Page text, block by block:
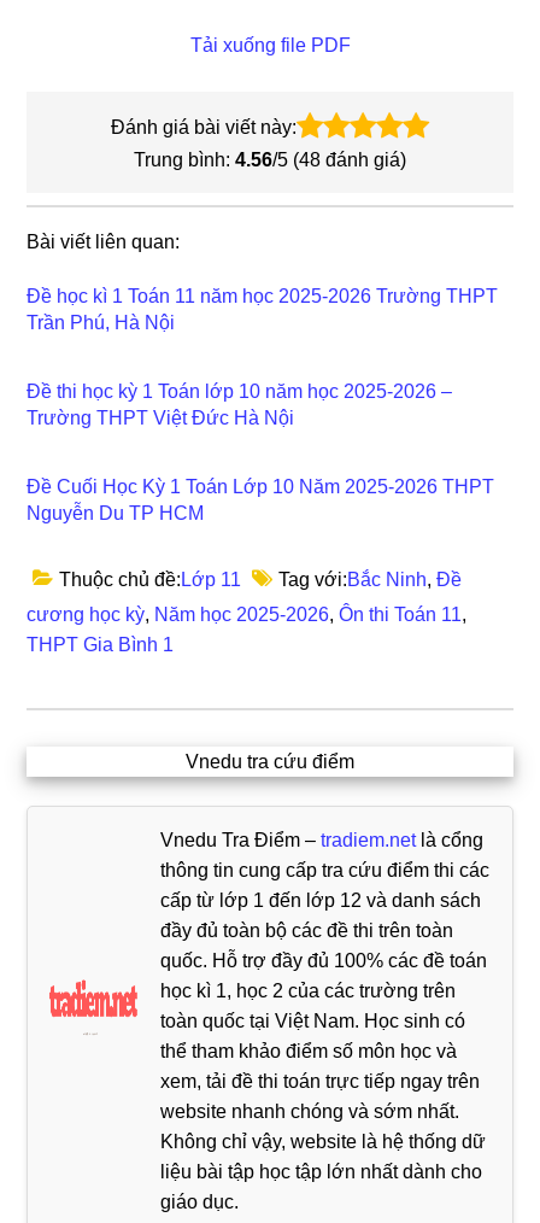
Tải xuống file PDF
Đánh giá bài viết này:
Trung bình: 4.56/5 (48 đánh giá)
Bài viết liên quan:
Đề học kì 1 Toán 11 năm học 2025-2026 Trường THPT
Trần Phú, Hà Nội
Đề thi học kỳ 1 Toán lớp 10 năm học 2025-2026 –
Trường THPT Việt Đức Hà Nội
Đề Cuối Học Kỳ 1 Toán Lớp 10 Năm 2025-2026 THPT
Nguyễn Du TP HCM
Thuộc chủ đề: Lớp 11 Tag với:Bắc Ninh,Đề
cương học kỳ, Năm học 2025-2026,Ôn thi Toán 11,
THPT Gia Bình 1
Vnedu tra cứu điểm
Vnedu Tra Điểm –tradiem.netlà cổng
thông tin cung cấp tra cứu điểm thi các
cấp từ lớp 1 đến lớp 12 và danh sách
đầy đủ toàn bộ các đề thi trên toàn
quốc. Hỗ trợ đầy đủ 100% các đề toán
học kì 1, học 2 của các trường trên
toàn quốc tại Việt Nam. Học sinh có
thể tham khảo điểm số môn học và
xem, tải đề thi toán trực tiếp ngay trên
website nhanh chóng và sớm nhất.
Không chỉ vậy, website là hệ thống dữ
liệu bài tập học tập lớn nhất dành cho
giáo dục.